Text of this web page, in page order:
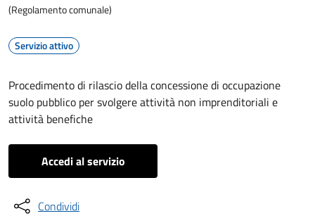
(Regolamento comunale)
Servizio attivo
Procedimento di rilascio della concessione di occupazione
suolo pubblico per svolgere attività non imprenditoriali e
attività benefiche
Accedi al servizio
Condividi